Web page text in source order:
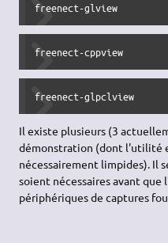
freenect-glview
freenect-cppview
freenect-glpclview
Il existe plusieurs (3
démonstration (dont l'utilité
nécessairement limpides). Il
soient nécessaires avant que
périphériques de captures